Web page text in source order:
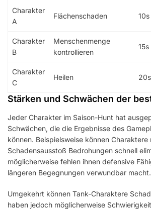
Charakter
A
Flächenschaden 10s
Charakter
B
Menschenmenge
kontrollieren
15s
Charakter
C
Heilen 20s
Stärken und Schwächen der
Jeder Charakter im Saison-Hunt hat
Schwächen, die die Ergebnisse des
können. Beispielsweise können Charaktere
Schadensausstoß Bedrohungen schnell
möglicherweise fehlen ihnen defensive
längeren Begegnungen verwundbar macht.
Umgekehrt können Tank-Charaktere
haben jedoch möglicherweise